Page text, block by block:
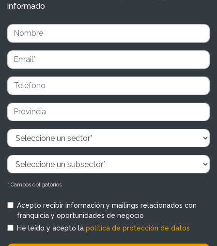
informado
* Campos obligatorios
Acepto recibir información y mailings relacionados con
franquicia y oportunidades de negocio
He leído y acepto la política de protección de datos